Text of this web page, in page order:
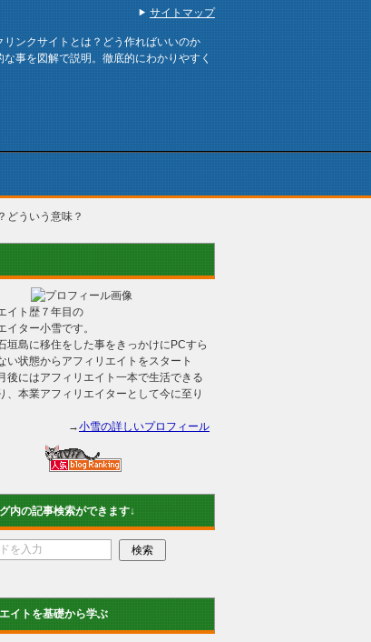
ンクサイトとは？どう作ればいいのか
事を図解で説明。徹底的にわかりやすく
どういう意味？
イト歴７年目の
イター小雪です。
垣島に移住をした事をきっかけにPCすら
い状態からアフィリエイトをスタート
後にはアフィリエイト一本で生活できる
、本業アフィリエイターとして今に至り
→小雪の詳しいプロフィール
内の記事検索ができます↓
イトを基礎から学ぶ
サイトマップ